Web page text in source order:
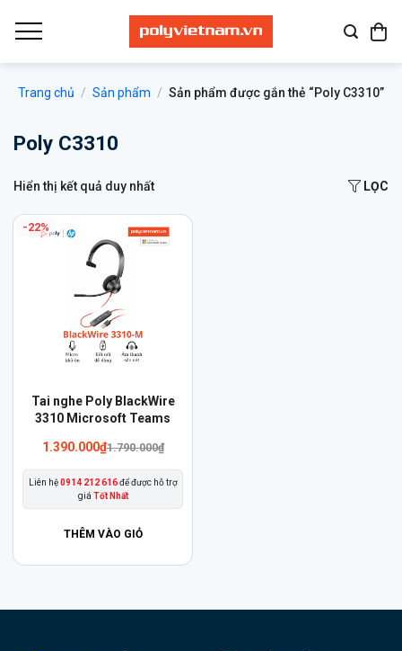
qua
Trang chủ / Sản phẩm / Sản phẩm được gắn thẻ “Poly C3310”
Poly C3310
Hiển thị kết quả duy nhất LỌC
-22%
Tai nghe Poly BlackWire
3310 Microsoft Teams
1.390.000₫1.790.000₫
Liên hệ0914 212 616để được hỗ trợ
giá Tốt Nhất
THÊM VÀO GIỎ
Sản
phẩm
nhiều
biến